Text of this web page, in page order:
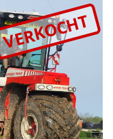
VERKOCHT